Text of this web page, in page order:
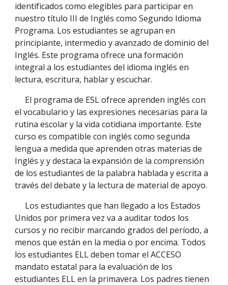
identificados como elegibles para participar en
nuestro título III de Inglés como Segundo Idioma
Programa. Los estudiantes se agrupan en
principiante, intermedio y avanzado de dominio del
Inglés. Este programa ofrece una formación
integral a los estudiantes del idioma inglés en
lectura, escritura, hablar y escuchar.
El programa de ESL ofrece aprenden inglés con
el vocabulario y las expresiones necesarias para la
rutina escolar y la vida cotidiana importante. Este
curso es compatible con inglés como segunda
lengua a medida que aprenden otras materias de
Inglés y y destaca la expansión de la comprensión
de los estudiantes de la palabra hablada y escrita a
través del debate y la lectura de material de apoyo.
Los estudiantes que han llegado a los Estados
Unidos por primera vez va a auditar todos los
cursos y no recibir marcando grados del período, a
menos que están en la media o por encima. Todos
los estudiantes ELL deben tomar el ACCESO
mandato estatal para la evaluación de los
estudiantes ELL en la primavera. Los padres tienen